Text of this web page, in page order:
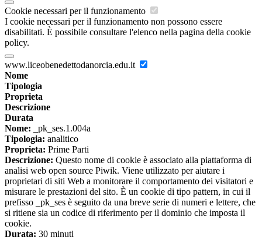
Cookie necessari per il funzionamento
I cookie necessari per il funzionamento non possono essere
disabilitati. È possibile consultare l'elenco nella pagina della cookie
policy.
www.liceobenedettodanorcia.edu.it
Nome
Tipologia
Proprieta
Descrizione
Durata
Nome: _pk_ses.1.004a
Tipologia: analitico
Proprieta: Prime Parti
Descrizione: Questo nome di cookie è associato alla piattaforma di
analisi web open source Piwik. Viene utilizzato per aiutare i
proprietari di siti Web a monitorare il comportamento dei visitatori e
misurare le prestazioni del sito. È un cookie di tipo pattern, in cui il
prefisso _pk_ses è seguito da una breve serie di numeri e lettere, che
si ritiene sia un codice di riferimento per il dominio che imposta il
cookie.
Durata: 30 minuti